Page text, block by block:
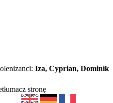
Iza, Cyprian, Dominik
stronę